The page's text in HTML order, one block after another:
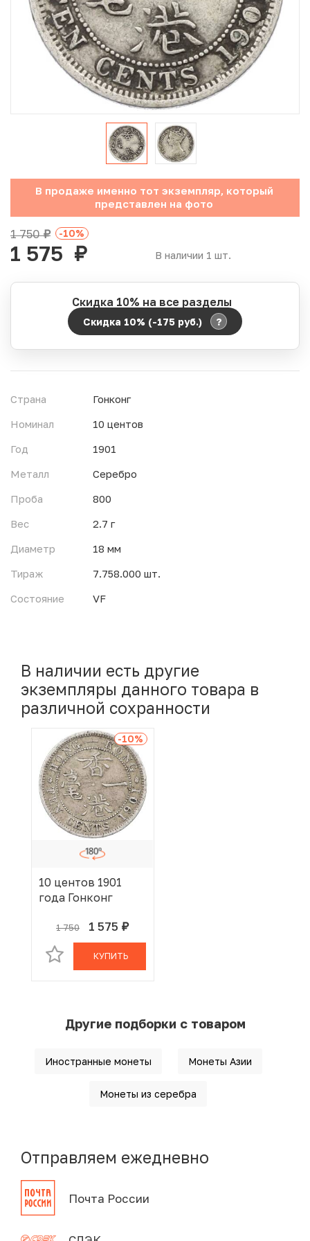
Юбилейные монеты Банка России (с 1999 года)
Памятные и инвестиционные монеты СССР и России
Иностранные монеты
Неофициальные выпуски монет (Unusual)
Античные и средневековые монеты
Наборы монет
Инвестиционные монеты
В продаже именно тот экземпляр, который
представлен на фото
В наличии 1 шт.
1 750руб. -10%
1 575 руб.
Скидка 10% на все разделы
Скидка 10% (-175 руб.) ?
Период действия акции:
14
Страна
Гонконг
Номинал
10 центов
Год
1901
Металл
Серебро
Проба
800
Вес
2.7 г
Диаметр
18 мм
Тираж
7.758.000 шт.
Состояние
VF
В наличии есть другие
экземпляры данного товара в
различной сохранности
-10%
10 центов 1901
года Гонконг
1 750 1 575 руб.
В КОРЗИНЕ
КУПИТЬ
Другие подборки с товаром
Иностранные монеты Монеты Азии
Монеты из серебра
Отправляем ежедневно
Почта России